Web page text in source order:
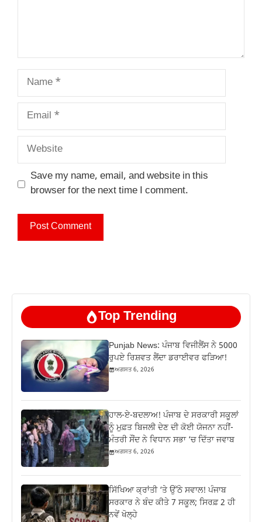
Name
Email
Website
Save my name, email, and website in this
browser for the next time I comment.
Top Trending
Punjab News: ਪੰਜਾਬ ਵਿਜੀਲੈਂਸ ਨੇ 5000
ਰੁਪਏ ਰਿਸ਼ਵਤ ਲੈਂਦਾ ਡਰਾਈਵਰ ਫੜਿਆ!
ਅਗਸਤ 6, 2026
ਹਾਲ-ਏ-ਬਦਲਾਅ! ਪੰਜਾਬ ਦੇ ਸਰਕਾਰੀ ਸਕੂਲਾਂ
ਨੂੰ ਮੁਫ਼ਤ ਬਿਜਲੀ ਦੇਣ ਦੀ ਕੋਈ ਯੋਜਨਾ ਨਹੀਂ-
ਮੰਤਰੀ ਸੌਂਦ ਨੇ ਵਿਧਾਨ ਸਭਾ ‘ਚ ਦਿੱਤਾ ਜਵਾਬ
ਅਗਸਤ 6, 2026
ਸਿੱਖਿਆ ਕ੍ਰਾਂਤੀ ‘ਤੇ ਉੱਠੇ ਸਵਾਲ! ਪੰਜਾਬ
ਸਰਕਾਰ ਨੇ ਬੰਦ ਕੀਤੇ 7 ਸਕੂਲ; ਸਿਰਫ਼ 2 ਹੀ
ਨਵੇਂ ਖੋਲ੍ਹੇ